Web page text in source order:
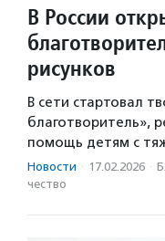
В России
рисунков
В сети стартовал
благотворитель»,
помощь детям с
Новости · 17.02.2026 ·
чест­во